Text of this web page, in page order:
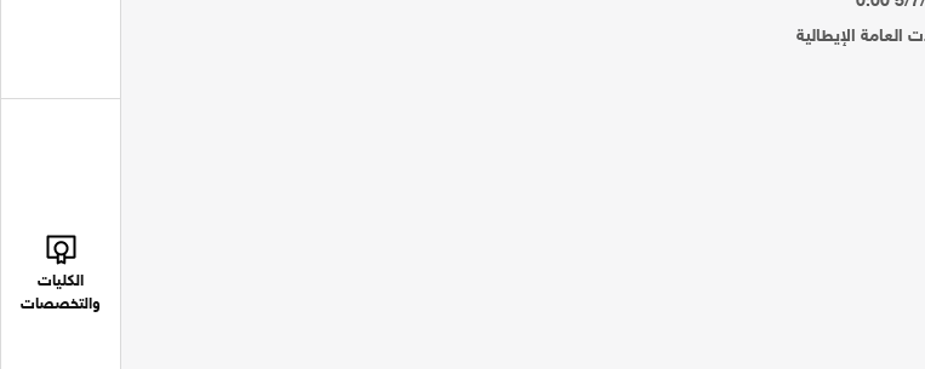
الكليات
والتخصصات
العامة الإيطالية